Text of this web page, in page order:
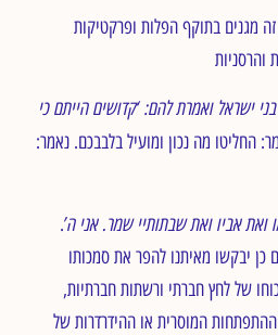
מגנים בתוקף הפלות ופרקטיקות
ישראל ואמרת להם: ‘קדושים הייתם כי
החליטו מה נכון ומועיל בלבבכם. נאמר:
אביו ואת שבתותיי שמר. אני ה’.
כן יבקשו מאיתנו להפר את סמכותו
של לחץ חברתי ורשתות חברתיות,
המוסרית או ההידרדרות של